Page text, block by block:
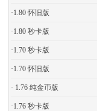
·1.80 怀旧版
·1.80 秒卡版
·1.70 秒卡版
·1.70 怀旧版
· 1.76 纯金币版
·1.76 秒卡版